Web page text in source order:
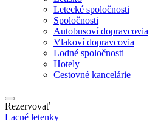
Letecké spoločnosti
Spoločnosti
Autobusoví dopravcovia
Vlakoví dopravcovia
Lodné spoločnosti
Hotely
Cestovné kancelárie
Rezervovať
Lacné letenky